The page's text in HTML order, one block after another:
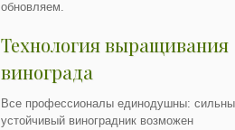
обновляем.
Технология выращивания
винограда
Все профессионалы единодушны:
устойчивый виноградник возможен